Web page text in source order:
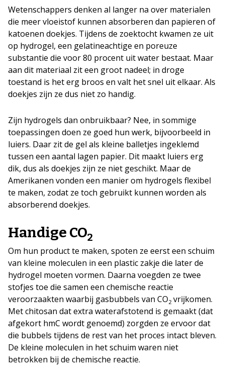
Wetenschappers denken al langer na over materialen
die meer vloeistof kunnen absorberen dan papieren of
katoenen doekjes. Tijdens de zoektocht kwamen ze uit
op hydrogel, een gelatineachtige en poreuze
substantie die voor 80 procent uit water bestaat. Maar
aan dit materiaal zit een groot nadeel; in droge
toestand is het erg broos en valt het snel uit elkaar. Als
doekjes zijn ze dus niet zo handig.
Zijn hydrogels dan onbruikbaar? Nee, in sommige
toepassingen doen ze goed hun werk, bijvoorbeeld in
luiers. Daar zit de gel als kleine balletjes ingeklemd
tussen een aantal lagen papier. Dit maakt luiers erg
dik, dus als doekjes zijn ze niet geschikt. Maar de
Amerikanen vonden een manier om hydrogels flexibel
te maken, zodat ze toch gebruikt kunnen worden als
absorberend doekjes.
Handige CO2
Om hun product te maken, spoten ze eerst een schuim
van kleine moleculen in een plastic zakje die later de
hydrogel moeten vormen. Daarna voegden ze twee
stofjes toe die samen een chemische reactie
veroorzaakten waarbij gasbubbels van CO2 vrijkomen.
Met chitosan dat extra waterafstotend is gemaakt (dat
afgekort hmC wordt genoemd) zorgden ze ervoor dat
die bubbels tijdens de rest van het proces intact bleven.
De kleine moleculen in het schuim waren niet
betrokken bij de chemische reactie.